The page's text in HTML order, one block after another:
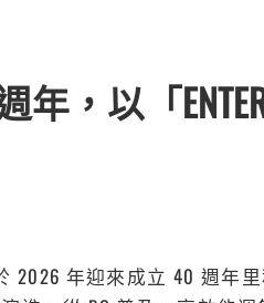
，以「ENTER
2026 年迎來成立 40 週年